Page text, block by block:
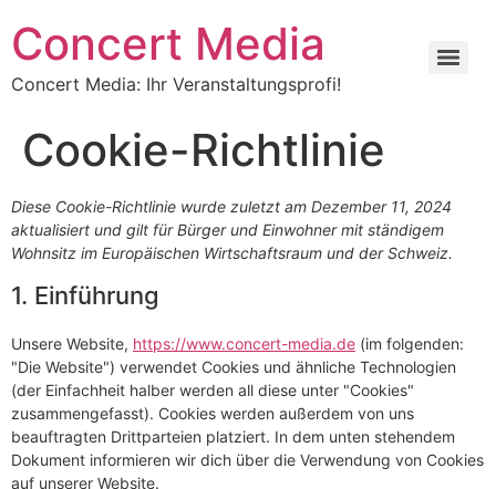
Inhalt
springen
Concert Media
Concert Media: Ihr Veranstaltungsprofi!
Cookie-Richtlinie
Diese Cookie-Richtlinie wurde zuletzt am Dezember 11, 2024
aktualisiert und gilt für Bürger und Einwohner mit ständigem
Wohnsitz im Europäischen Wirtschaftsraum und der Schweiz.
1. Einführung
Unsere Website, https://www.concert-media.de (im folgenden:
"Die Website") verwendet Cookies und ähnliche Technologien
(der Einfachheit halber werden all diese unter "Cookies"
zusammengefasst). Cookies werden außerdem von uns
beauftragten Drittparteien platziert. In dem unten stehendem
Dokument informieren wir dich über die Verwendung von Cookies
auf unserer Website.